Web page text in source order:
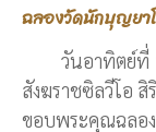
ฉลองวัดนักบุญยา
วันอาทิตย์ที่
สังฆราชซิลวีโอ
ขอบพระคุณฉลอ